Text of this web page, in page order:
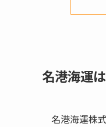
名港海運
名港海運株